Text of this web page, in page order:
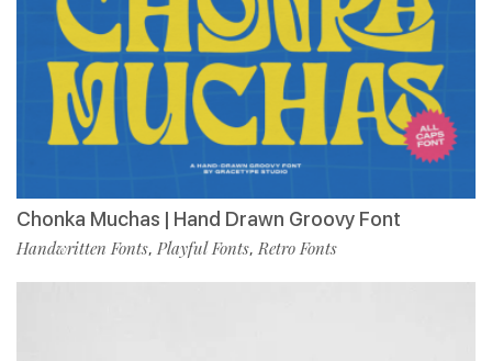
Chonka Muchas | Hand Drawn Groovy Font
Handwritten Fonts, Playful Fonts, Retro Fonts